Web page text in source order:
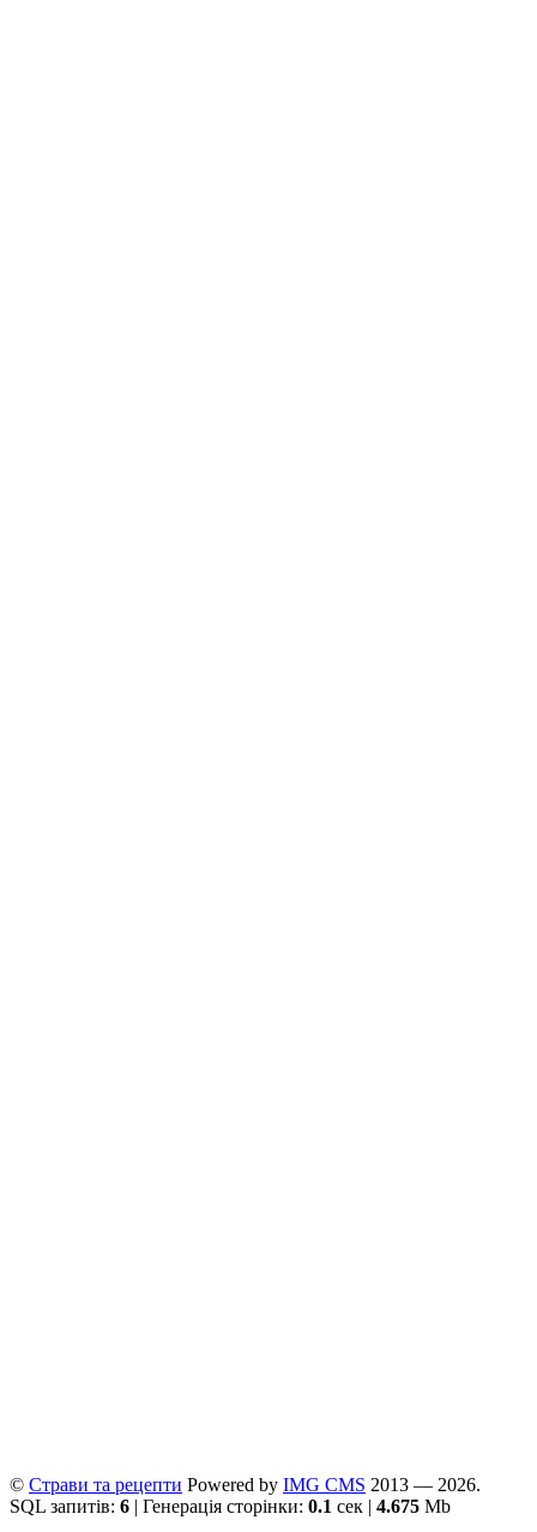
© Страви та рецепти Powered by ІMG CMS 2013 — 2026.
SQL запитів: 6 | Генерація сторінки: 0.1 сек | 4.675 Mb